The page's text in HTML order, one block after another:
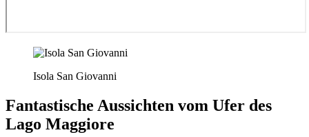
Isola San Giovanni
Fantastische Aussichten vom Ufer des
Lago Maggiore